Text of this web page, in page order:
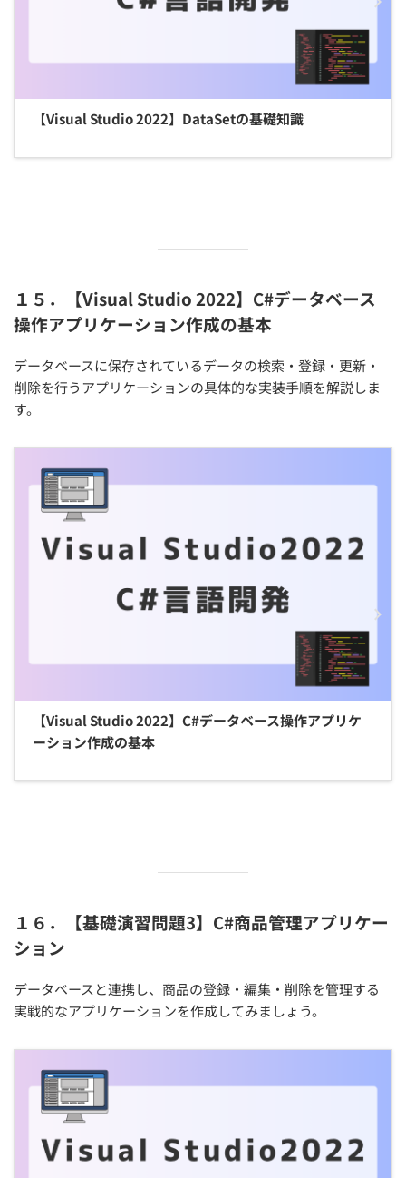
【Visual Studio 2022】DataSetの基礎知識
１５．【Visual Studio 2022】C#データベース
操作アプリケーション作成の基本
データベースに保存されているデータの検索・登録・更新・
削除を行うアプリケーションの具体的な実装手順を解説しま
す。
【Visual Studio 2022】C#データベース操作アプリケ
ーション作成の基本
１６．【基礎演習問題3】C#商品管理アプリケー
ション
データベースと連携し、商品の登録・編集・削除を管理する
実戦的なアプリケーションを作成してみましょう。